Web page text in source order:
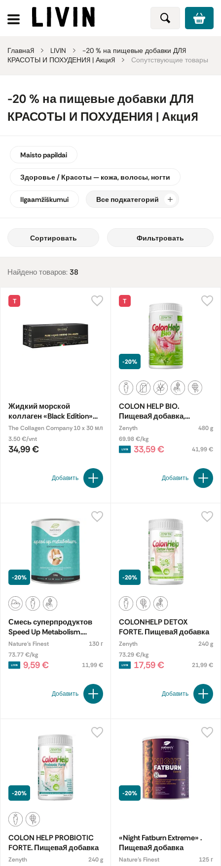
Главная LIVIN
-20 % на пищевые добавки ДЛЯ
КРАСОТЫ И ПОХУДЕНИЯ | Акция
Сопутствующие товары
-20 % на пищевые добавки ДЛЯ
КРАСОТЫ И ПОХУДЕНИЯ | Акция
Maisto papildai
Здоровье / Красоты — кожа, волосы, ногти
Ilgaamžiškumui Все подкатегорий
Сортировать Фильтровать
Найдено товаров: 38
Т
Жидкий морской
коллаген «Black Edition»
10 000 мг, вкус маракуйи
The Collagen Company10 x 30 мл
3.50 €/vnt
34,99 €
Добавить
Т
-20%
COLON HELP BIO.
Пищевая добавка,
экологическая
Zenyth
480 g
69.98 €/kg
33,59 € 41,99 €
Добавить
-20%
Смесь суперпродуктов
Speed Up Metabolism.
Пищевая добавка
Nature's Finest
130 г
73.77 €/kg
9,59 € 11,99 €
Добавить
-20%
COLONHELP DETOX
FORTE. Пищевая добавка
Zenyth
240 g
73.29 €/kg
17,59 € 21,99 €
Добавить
-20%
COLON HELP PROBIOTIC
FORTE. Пищевая добавка
Zenyth
240 g
-20%
«Night Fatburn Extreme» .
Пищевая добавка
Nature's Finest
125 г